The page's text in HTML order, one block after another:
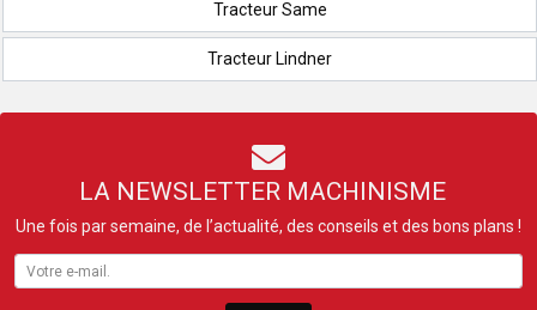
Tracteur Same
Tracteur Lindner
LA NEWSLETTER MACHINISME
Une fois par semaine, de l’actualité, des conseils et des bons plans !